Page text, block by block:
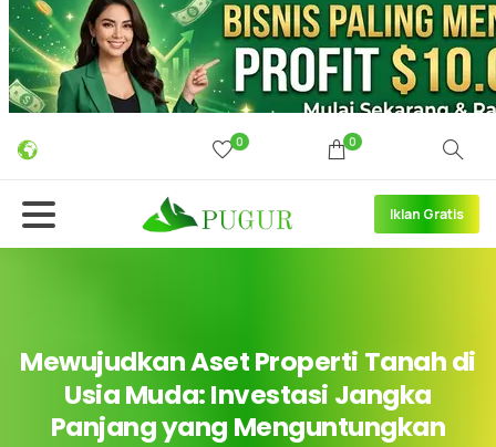
0 0
Iklan Gratis
MewujudkanAsetProperti Tanahdi
UsiaMuda:Investasi Jangka
Panjangyang Menguntungkan